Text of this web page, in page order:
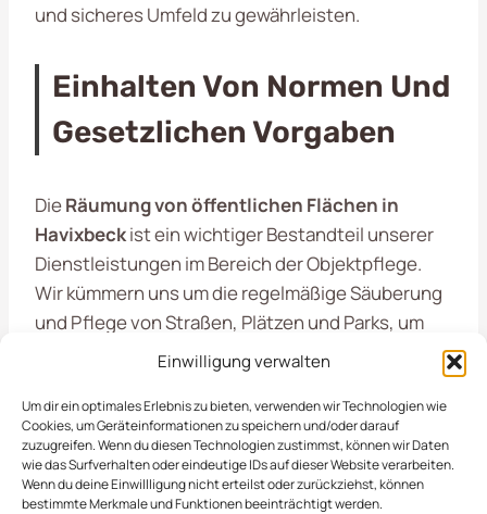
Einwilligung verwalten
Um dir ein optimales Erlebnis zu bieten, verwenden wir Technologien wie
Cookies, um Geräteinformationen zu speichern und/oder darauf
zuzugreifen. Wenn du diesen Technologien zustimmst, können wir Daten
wie das Surfverhalten oder eindeutige IDs auf dieser Website verarbeiten.
Wenn du deine Einwillligung nicht erteilst oder zurückziehst, können
bestimmte Merkmale und Funktionen beeinträchtigt werden.
und sicheres Umfeld zu gewährleisten.
Einhalten Von Normen Und
Gesetzlichen Vorgaben
DieRäumung von öffentlichen Flächen in
Havixbeckist ein wichtiger Bestandteil unserer
Dienstleistungen im Bereich der Objektpflege.
Wir kümmern uns um die regelmäßige Säuberung
und Pflege von Straßen, Plätzen und Parks, um
die Attraktivität und Sicherheit dieser Flächen zu
Vorgehensweise stellen wir sicher, dass die
öffentlichen Bereiche nicht nur sauber, sondern
auch einladend und ansprechend sind. Unser
Team setzt modernste Technik und